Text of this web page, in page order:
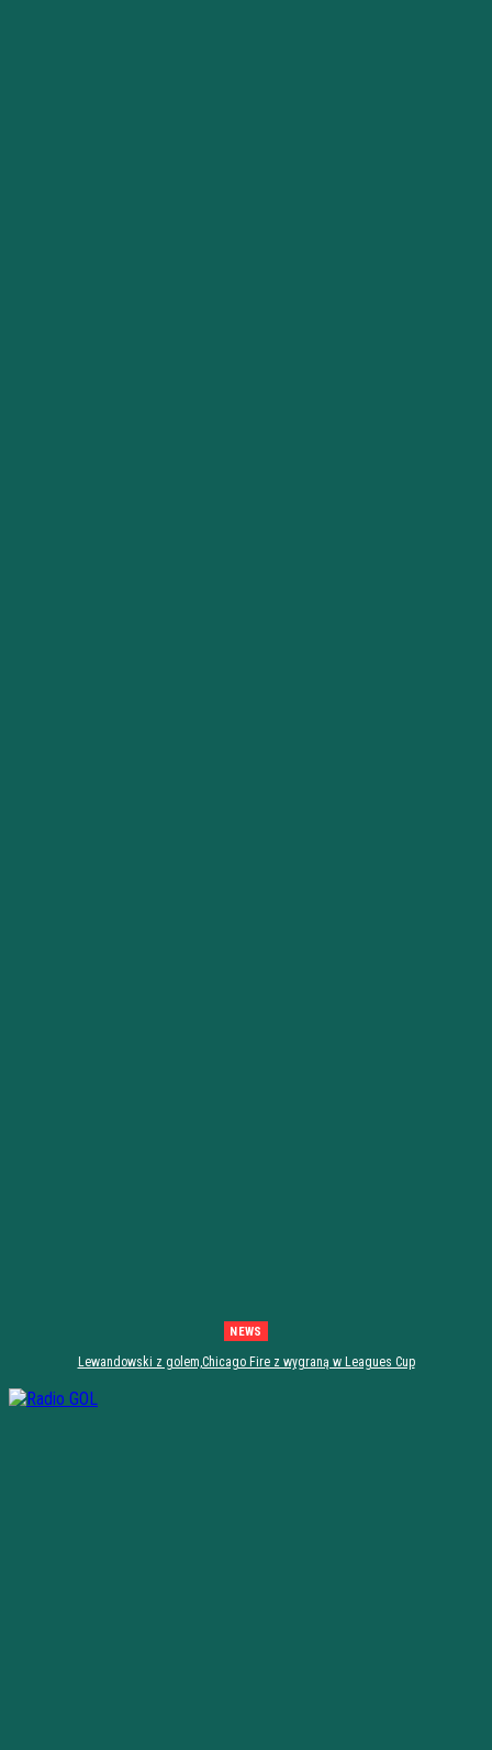
NEWS
Lewandowski z golem,Chicago Fire z wygraną w Leagues Cup